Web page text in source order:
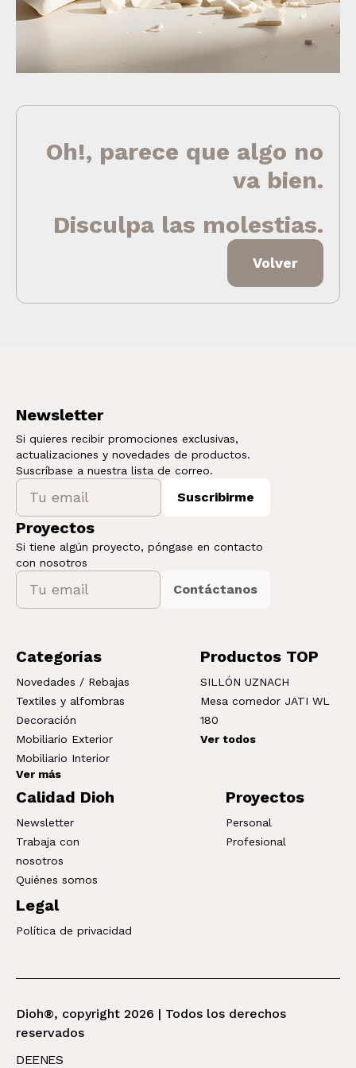
Oh!, parece que algo no
va bien.
Disculpa las molestias.
Volver
Newsletter
Si quieres recibir promociones exclusivas,
actualizaciones y novedades de productos.
Suscríbase a nuestra lista de correo.
Suscribirme
Proyectos
Si tiene algún proyecto, póngase en contacto
con nosotros
Contáctanos
Categorías
Novedades / Rebajas
Textiles y alfombras
Decoración
Mobiliario Exterior
Mobiliario Interior
Ver más
Productos TOP
SILLÓN UZNACH
Mesa comedor JATI WL
180
Ver todos
Calidad Dioh
Newsletter
Trabaja con
nosotros
Quiénes somos
Proyectos
Personal
Profesional
Legal
Política de privacidad
Dioh®, copyright 2026 | Todos los derechos
reservados
DEENES